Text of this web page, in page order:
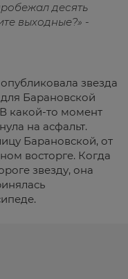
десять
выходные?» -
звезда
Барановской
какой-то момент
на асфальт.
Барановской, от
восторге. Когда
звезду, она